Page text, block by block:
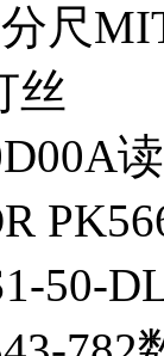
尺
丝
50-